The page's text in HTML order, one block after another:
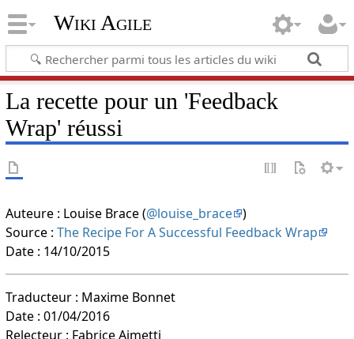
Wiki Agile
La recette pour un 'Feedback
Wrap' réussi
Auteure : Louise Brace (@louise_brace )
Source : The Recipe For A Successful Feedback Wrap
Date : 14/10/2015
Traducteur : Maxime Bonnet
Date : 01/04/2016
Relecteur : Fabrice Aimetti